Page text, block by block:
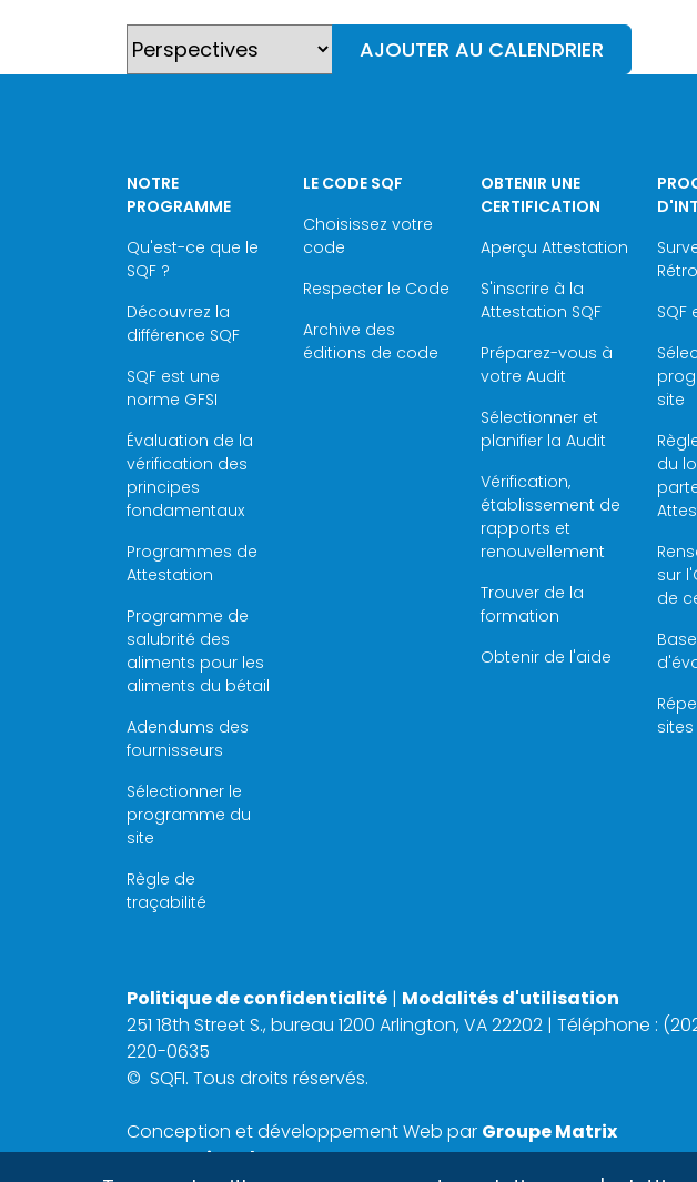
AJOUTER AU CALENDRIER
NOTRE
PROGRAMME
Qu'est-ce que le
SQF ?
Découvrez la
différence SQF
SQF est une
norme GFSI
Évaluation de la
vérification des
principes
fondamentaux
Programmes de
Attestation
Programme de
salubrité des
aliments pour les
aliments du bétail
Adendums des
fournisseurs
Sélectionner le
programme du
site
Règle de
traçabilité
LE CODE SQF
Choisissez votre
code
Respecter le Code
Archive des
éditions de code
OBTENIR UNE
CERTIFICATION
Aperçu Attestation
S'inscrire à la
Attestation SQF
Préparez-vous à
votre Audit
Sélectionner et
planifier la Audit
Vérification,
établissement de
rapports et
renouvellement
Trouver de la
formation
Obtenir de l'aide
SQF
site
du
sur
de
Politique de confidentialité | Modalités d'utilisation
251 18th Street S., bureau 1200 Arlington, VA 22202 | Téléphone :
220-0635
© SQFI. Tous droits réservés.
Conception et développement Web par Groupe Matrix
International, Inc.